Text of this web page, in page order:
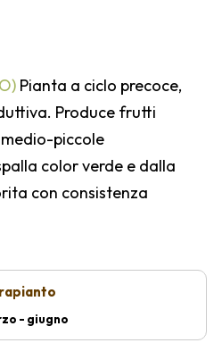
Pianta a ciclo precoce,
Produce frutti
piccole
color verde e dalla
con consistenza
- giugno